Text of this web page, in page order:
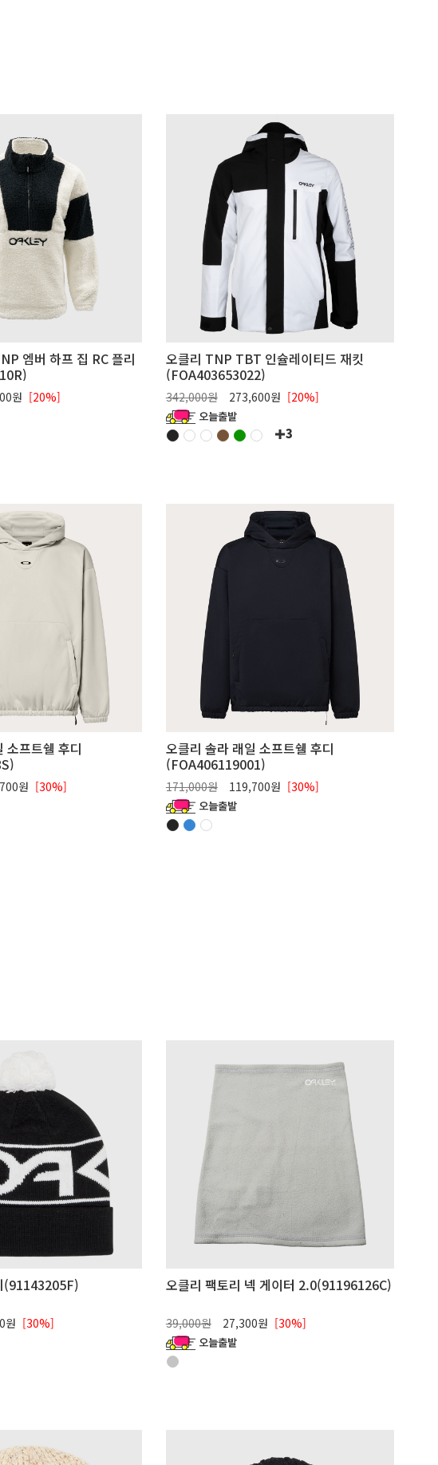
엠버 하프 집 RC 플리
원 [20%]
오클리 TNP TBT 인슐레이티드 재킷
(FOA403653022)
342,000원 273,600원 [20%]
3
소프트쉘 후디
원 [30%]
오클리 솔라 래일 소프트쉘 후디
(FOA406119001)
171,000원 119,700원 [30%]
(91143205F)
원 [30%]
오클리 팩토리 넥 게이터 2.0(91196126C)
39,000원 27,300원 [30%]